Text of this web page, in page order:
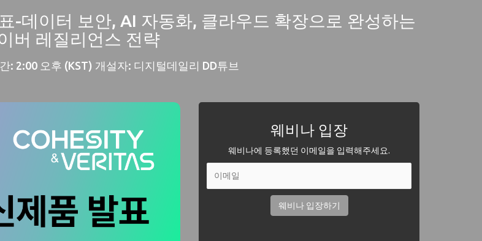
-데이터 보안, AI 자동화, 클라우드 확장으로 완성하는
버 레질리언스 전략
: 2:00 오후 (KST) 개설자: 디지털데일리 DD튜브
웨비나 입장
웨비나에 등록했던 이메일을 입력해주세요.
웨비나 입장하기